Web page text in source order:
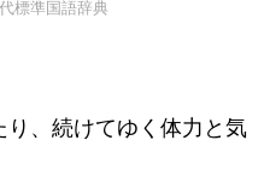
標準国語辞典
、続けてゆく体力と気